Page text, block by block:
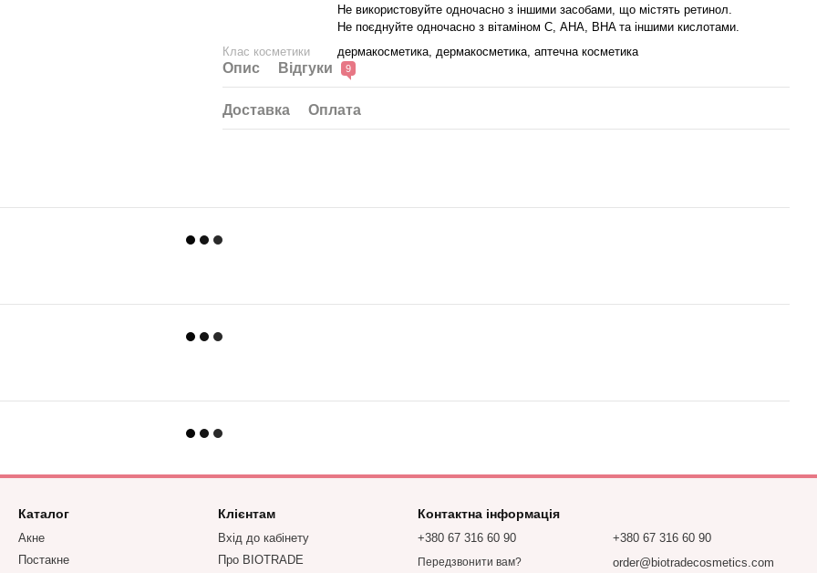
Не використовуйте одночасно з іншими засобами, що містять ретинол.
Не поєднуйте одночасно з вітаміном С, AHA, BHA та іншими кислотами.
Клас косметики
дермакосметика, дермакосметика, аптечна косметика
Опис Відгуки 9
Доставка Оплата
Каталог
Акне
Постакне
Клієнтам
Вхід до кабінету
Про BIOTRADE
Контактна інформація
+380 67 316 60 90
Передзвонити вам?
+380 67 316 60 90
order@biotradecosmetics.com